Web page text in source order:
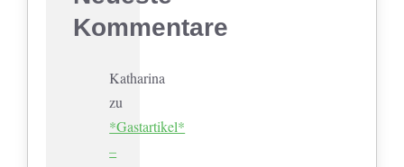
Kommentare
Katharina
zu
*Gastartikel*
–